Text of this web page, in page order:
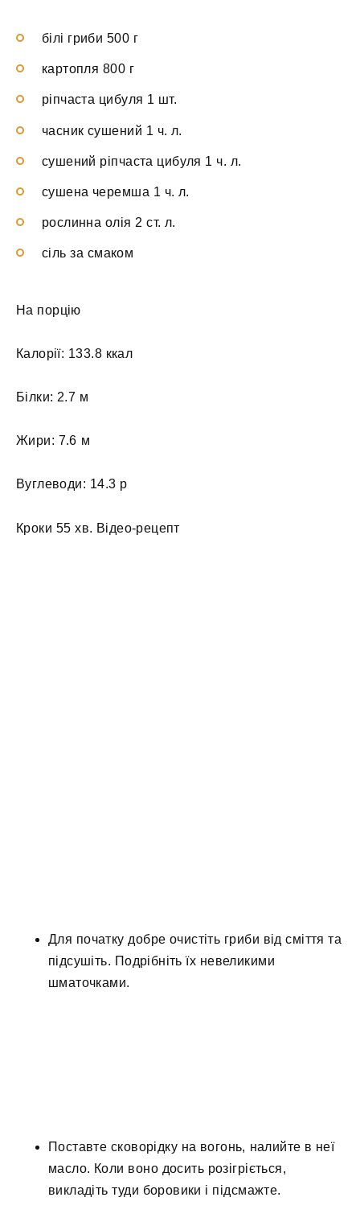
білі гриби 500 г
картопля 800 г
ріпчаста цибуля 1 шт.
часник сушений 1 ч. л.
сушений ріпчаста цибуля 1 ч. л.
сушена черемша 1 ч. л.
рослинна олія 2 ст. л.
сіль за смаком
На порцію
Калорії: 133.8 ккал
Білки: 2.7 м
Жири: 7.6 м
Вуглеводи: 14.3 р
Кроки 55 хв. Відео-рецепт
Для початку добре очистіть гриби від сміття та
підсушіть. Подрібніть їх невеликими
шматочками.
Поставте сковорідку на вогонь, налийте в неї
масло. Коли воно досить розігріється,
викладіть туди боровики і підсмажте.